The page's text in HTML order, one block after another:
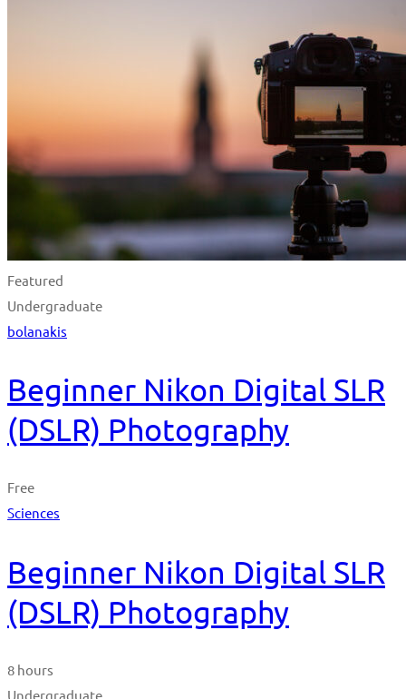
Featured
Undergraduate
bolanakis
Beginner Nikon Digital SLR
(DSLR) Photography
Free
Sciences
Beginner Nikon Digital SLR
(DSLR) Photography
8 hours
Undergraduate